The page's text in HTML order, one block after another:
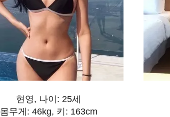
현영, 나이: 25세
몸무게: 46kg, 키: 163cm